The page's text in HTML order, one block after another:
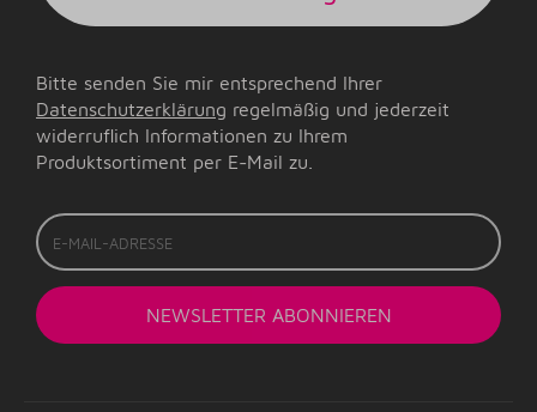
Bitte senden Sie mir entsprechend Ihrer
Datenschutzerklärung regelmäßig und jederzeit
widerruflich Informationen zu Ihrem
Produktsortiment per E-Mail zu.
E-
Mail-
Adresse
NEWSLETTER ABONNIEREN